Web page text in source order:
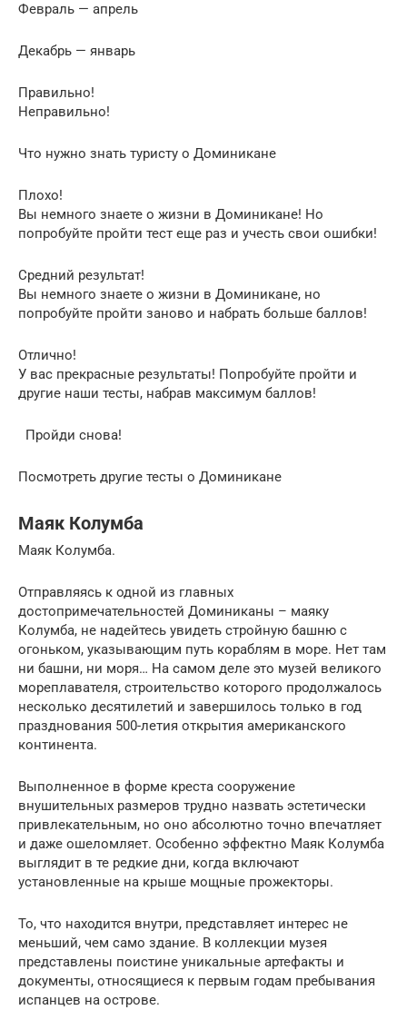
Февраль — апрель
Декабрь — январь
Правильно!
Неправильно!
Что нужно знать туристу о Доминикане
Плохо!
Вы немного знаете о жизни в Доминикане! Но
попробуйте пройти тест еще раз и учесть свои ошибки!
Средний результат!
Вы немного знаете о жизни в Доминикане, но
попробуйте пройти заново и набрать больше баллов!
Отлично!
У вас прекрасные результаты! Попробуйте пройти и
другие наши тесты, набрав максимум баллов!
Пройди снова!
Посмотреть другие тесты о Доминикане
Маяк Колумба
Маяк Колумба.
Отправляясь к одной из главных
достопримечательностей Доминиканы – маяку
Колумба, не надейтесь увидеть стройную башню с
огоньком, указывающим путь кораблям в море. Нет там
ни башни, ни моря… На самом деле это музей великого
мореплавателя, строительство которого продолжалось
несколько десятилетий и завершилось только в год
празднования 500-летия открытия американского
континента.
Выполненное в форме креста сооружение
внушительных размеров трудно назвать эстетически
привлекательным, но оно абсолютно точно впечатляет
и даже ошеломляет. Особенно эффектно Маяк Колумба
выглядит в те редкие дни, когда включают
установленные на крыше мощные прожекторы.
То, что находится внутри, представляет интерес не
меньший, чем само здание. В коллекции музея
представлены поистине уникальные артефакты и
документы, относящиеся к первым годам пребывания
испанцев на острове.